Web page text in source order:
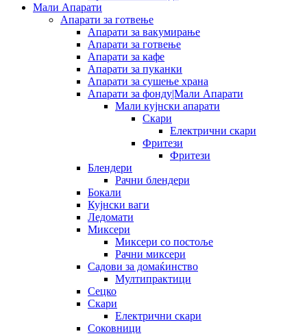
Мали Апарати
Апарати за готвење
Апарати за вакумирање
Апарати за готвење
Апарати за кафе
Апарати за пуканки
Апарати за сушење храна
Апарати за фонду|Мали Апарати
Мали кујнски апарати
Скари
Електрични скари
Фритези
Фритези
Блендери
Рачни блендери
Бокали
Кујнски ваги
Ледомати
Миксери
Миксери со постоље
Рачни миксери
Садови за домаќинство
Мултипрактици
Сецко
Скари
Електрични скари
Соковници